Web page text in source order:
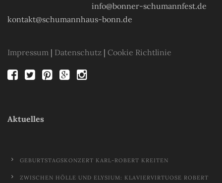
info@bonner-schumannfest.de
kontakt@schumannhaus-bonn.de
Impressum | Datenschutz | Cookie Richtlinie
Aktuelles
GEBURTSTAGSKONZERT KARL-ROBERT KREITEN
ZWISCHEN HÖLLE UND ELYSIUM: KLAVIERVIRTUOSE ROBERT